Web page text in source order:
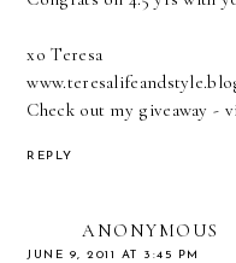
xo Teresa
Check out my giveaway -
REPLY
ANONYMOUS
JUNE 9, 2011 AT 3:45 PM